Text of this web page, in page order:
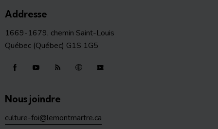
Addresse
1669-1679, chemin Saint-Louis
Québec (Québec) G1S 1G5
Nous joindre
culture-foi@lemontmartre.ca